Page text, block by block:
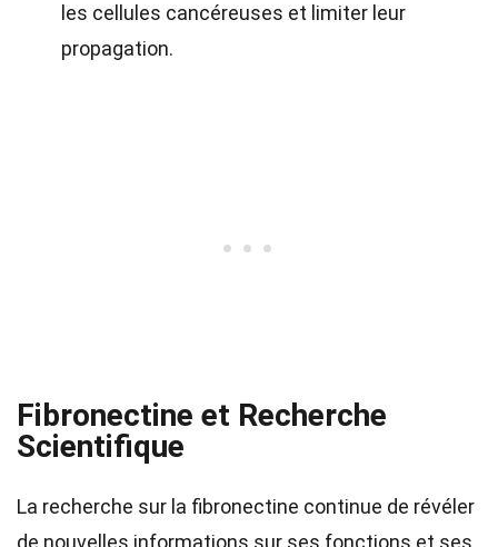
les cellules cancéreuses et limiter leur
propagation.
Fibronectine et Recherche
Scientifique
La recherche sur la fibronectine continue de révéler
de nouvelles informations sur ses fonctions et ses